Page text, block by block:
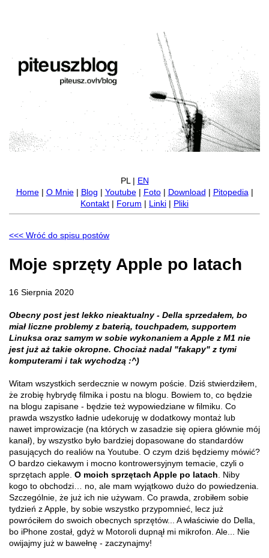
PL | EN
Home| O Mnie| Blog | Youtube| Foto| Download | Pitopedia |
Kontakt | Forum | Linki | Pliki
<<< Wróć do spisu postów
Moje sprzęty Apple po latach
16 Sierpnia 2020
Obecny post jest lekko nieaktualny - Della sprzedałem, bo
miał liczne problemy z baterią, touchpadem, supportem
Linuksa oraz samym w sobie wykonaniem a Apple z M1 nie
jest już aż takie okropne. Chociaż nadal "fakapy" z tymi
komputerami i tak wychodzą :^)
Witam wszystkich serdecznie w nowym poście. Dziś stwierdziłem,
że zrobię hybrydę filmika i postu na blogu. Bowiem to, co będzie
na blogu zapisane - będzie też wypowiedziane w filmiku. Co
prawda wszystko ładnie udekoruję w dodatkowy montaż lub
nawet improwizacje (na których w zasadzie się opiera głównie mój
kanał), by wszystko było bardziej dopasowane do standardów
pasujących do realiów na Youtube. O czym dziś będziemy mówić?
O bardzo ciekawym i mocno kontrowersyjnym temacie, czyli o
sprzętach apple. O moich sprzętach Apple po latach. Niby
kogo to obchodzi… no, ale mam wyjątkowo dużo do powiedzenia.
Szczególnie, że już ich nie używam. Co prawda, zrobiłem sobie
tydzień z Apple, by sobie wszystko przypomnieć, lecz już
powróciłem do swoich obecnych sprzętów... A właściwie do Della,
bo iPhone został, gdyż w Motoroli dupnął mi mikrofon. Ale... Nie
owijajmy już w bawełnę - zaczynajmy!